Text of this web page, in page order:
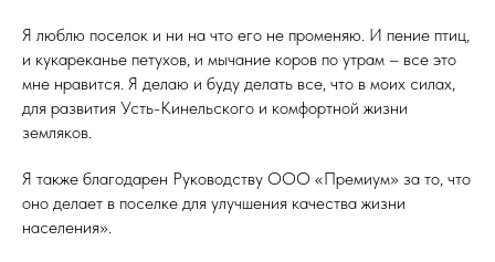
Я люблю поселок и ни на что его не променяю. И пение птиц,
и кукареканье петухов, и мычание коров по утрам – все это
мне нравится. Я делаю и буду делать все, что в моих силах,
для развития Усть-Кинельского и комфортной жизни
земляков.
Я также благодарен Руководству ООО «Премиум» за то, что
оно делает в поселке для улучшения качества жизни
населения».